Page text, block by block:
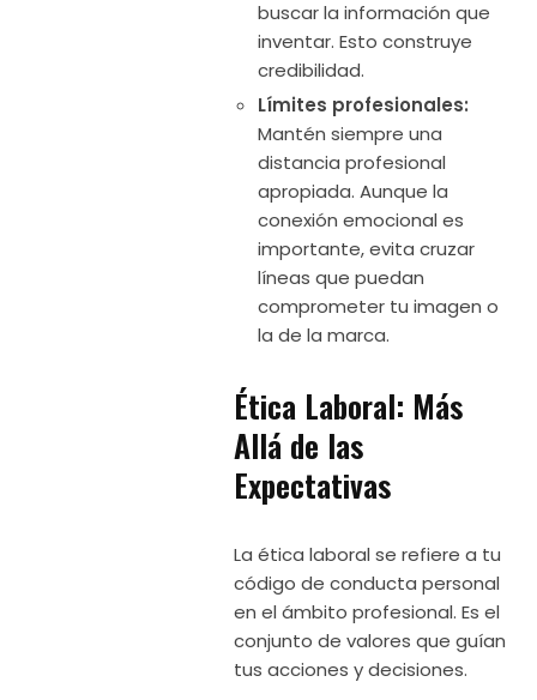
buscar la información que
inventar. Esto construye
credibilidad.
Límites profesionales:
Mantén siempre una
distancia profesional
apropiada. Aunque la
conexión emocional es
importante, evita cruzar
líneas que puedan
comprometer tu imagen o
la de la marca.
Ética Laboral: Más
Allá de las
Expectativas
La ética laboral se refiere a tu
código de conducta personal
en el ámbito profesional. Es el
conjunto de valores que guían
tus acciones y decisiones.